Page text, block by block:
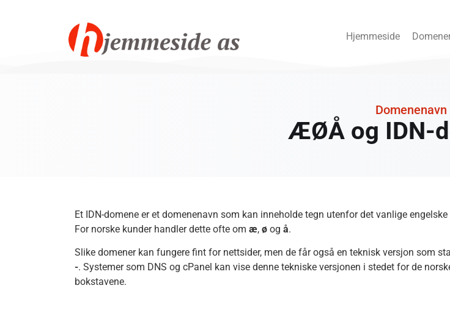
Hjemmeside
Domenenavn
ÆØÅ og IDN-
Et IDN-domene er et domenenavn som kan inneholde tegn utenfor det vanlige
For norske kunder handler dette ofte om æ, ø og å.
Slike domener kan fungere fint for nettsider, men de får også en teknisk versjon som
-. Systemer som DNS og cPanel kan vise denne tekniske versjonen i stedet for de
bokstavene.